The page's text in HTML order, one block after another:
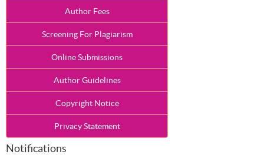
Author Fees
Screening For Plagiarism
Online Submissions
Author Guidelines
Copyright Notice
Privacy Statement
Notifications